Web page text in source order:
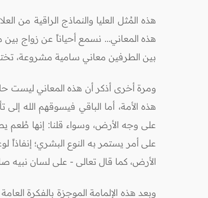
هذه المُثل العليا والنماذج الراقية من
هذه المعاني... نسمع أحياناً عن زواج
بين الطرفين معاني سامية مشروعة،
ومرة أخرى أذكر أن هذه المعاني ليست
هذه الأمة، أما الباقي فيسوقهم الله
على وجه الأرض، وسواء قلنا: إنها طُعم
الأرض، كما قال تعالى - على لسان نبيه
وبعد هذه الإلمامة الموجزة بالفكرة